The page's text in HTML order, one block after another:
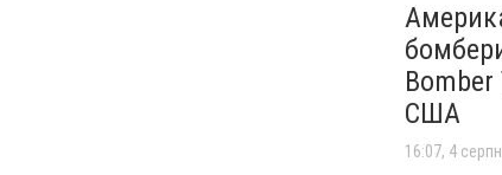
Bomber
США
16:07, 4